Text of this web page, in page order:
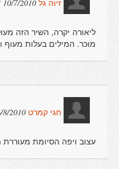
זיוה גל 10/7/2010 23:12:13
ליאורה יקרה, השיר הזה
מוכר. המילים בעלות מעוף
חגי קמרט 19:53:08
עצוב ויפה הסיומת